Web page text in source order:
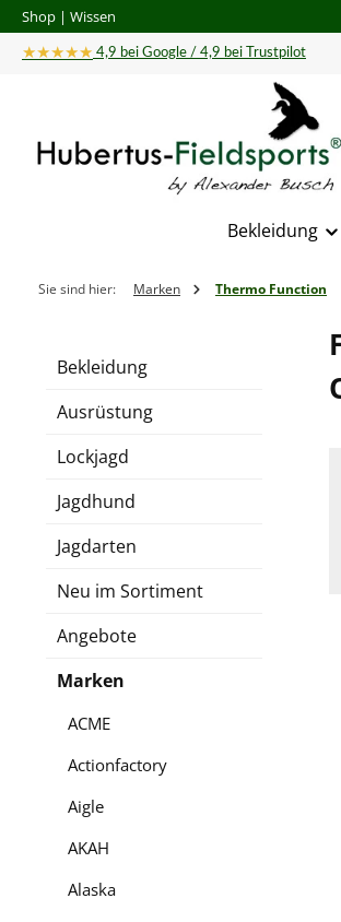
Hauptinhalt springen
Zur Suche springen
Zur Hauptnavigation springen
Shop | Wissen
★★★★★ 4,9 bei Google / 4,9 bei Trustpilot
Bekleidung
Sie sind hier: Marken Thermo Function
Bekleidung
Ausrüstung
Lockjagd
Jagdhund
Jagdarten
Neu im Sortiment
Angebote
Marken
ACME
Actionfactory
Aigle
AKAH
Alaska